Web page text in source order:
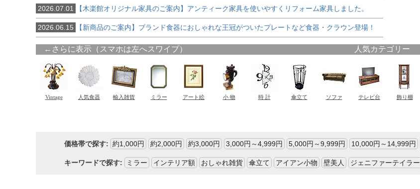
2026.07.01 【木楽館オリジナル家具のご案内】アンティーク家具を使いやすくリフォーム家具しました。
2026.06.15 【新商品のご案内】ブランド食器におしゃれな王冠がついたプレートなど食器・クラウン登場！
価格帯で探す: 約1,000円 約2,000円 約3,000円 3,000円～4,999円 5,000円～9,999円 10,000円～14,999円
キーワードで探す: ミラー インテリア額 おしゃれ雑貨 傘立て アイアン小物 壁美人 ジェニファーテイラー